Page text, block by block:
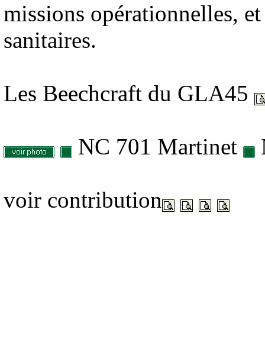
missions opérationnelles,
sanitaires.
Les Beechcraft du GLA45
NC 701 Martinet
voir contribution